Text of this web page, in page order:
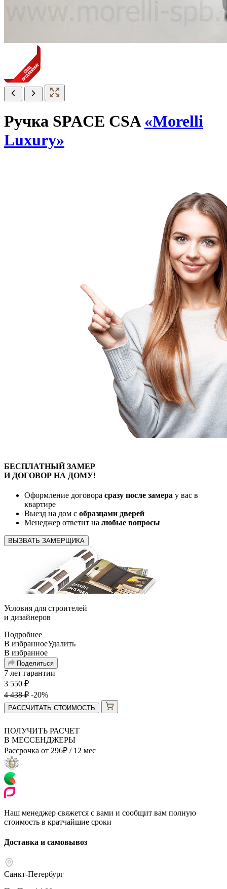
Ручка SPAСE CSA«Morelli
Luxury»
БЕСПЛАТНЫЙЗАМЕР
И ДОГОВОР НА ДОМУ!
Оформление договора сразу после замера у вас в
квартире
Выезд на дом с образцами дверей
Менеджер ответит на любые вопросы
ВЫЗВАТЬ ЗАМЕРЩИКА
Условия для строителей
и дизайнеров
Подробнее
В избранноеУдалить
В избранное
Поделиться
7 лет гарантии
3 550 ₽
4 438₽ -20%
РАССЧИТАТЬ СТОИМОСТЬ
ПОЛУЧИТЬ РАСЧЕТ
В МЕССЕНДЖЕРЫ
Рассрочка от 296₽ / 12 мес
Наш менеджер свяжется с вами и сообщит вам полную
стоимость в кратчайшие сроки
Доставка и самовывоз
Санкт-Петербург